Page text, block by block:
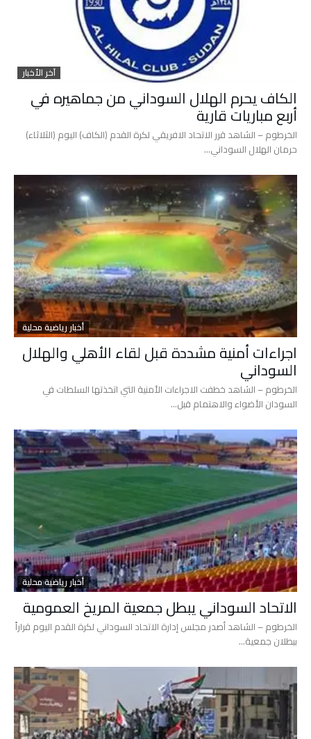
آخر الأخبار
الكاف يحرم الهلال السوداني من جماهيره في
أربع مباريات قارية
الخرطوم – الشاهد قرر الاتحاد الافريقي لكرة القدم (الكاف) اليوم (الثلاثاء)
حرمان الهلال السوداني…
أخبار رياضية محلية
اجراءات أمنية مشددة قبل لقاء الأهلي والهلال
السوداني
الخرطوم – الشاهد خطفت الاجراءات الأمنية التي اتخذتها السلطات في
السودان الأضواء والاهتمام قبل…
أخبار رياضية محلية
الاتحاد السوداني يبطل جمعية المريخ العمومية
الخرطوم – الشاهد أصدر مجلس إدارة الاتحاد السوداني لكرة القدم اليوم قراراً
ببطلان جمعية…